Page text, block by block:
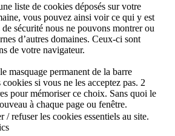
liste de cookies déposés sur votre
vous pouvez ainsi voir ce qui y est
sécurité nous ne pouvons montrer ou
d’autres domaines. Ceux-ci sont
de votre navigateur.
masquage permanent de la barre
si vous ne les acceptez pas. 2
pour mémoriser ce choix. Sans quoi le
à chaque page ou fenêtre.
/ refuser les cookies essentiels au site.